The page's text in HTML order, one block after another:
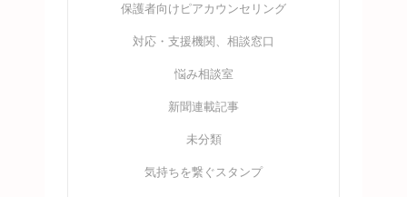
保護者向けピアカウンセリング
対応・支援機関、相談窓口
悩み相談室
新聞連載記事
未分類
気持ちを繋ぐスタンプ